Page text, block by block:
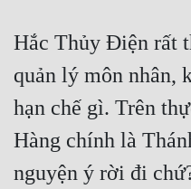
Hắc Thủy Điện rất
quản lý môn nhân,
hạn chế gì. Trên
Hàng chính là
nguyện ý rời đi